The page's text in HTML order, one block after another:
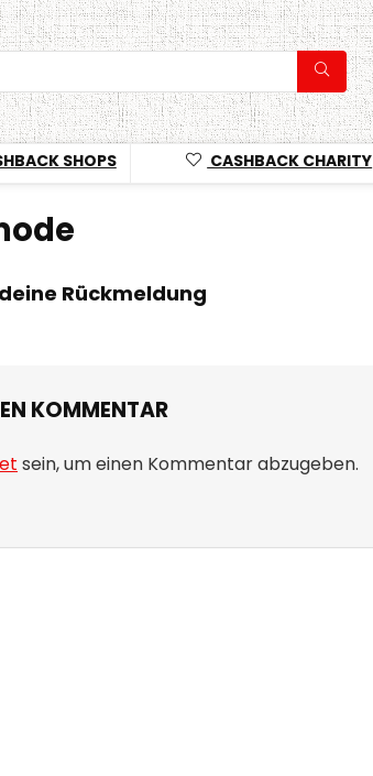
SHOPS CASHBACK CHARITY
Rückmeldung
KOMMENTAR
sein, um einen Kommentar abzugeben.